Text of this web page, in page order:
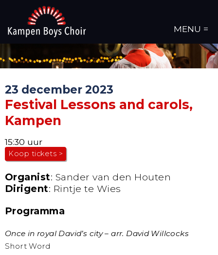
MENU =
23 december 2023
Festival Lessons and carols,
Kampen
15:30 uur
Koop tickets >
Organist: Sander van den Houten
Dirigent: Rintje te Wies
Programma
Once in royal David’s city – arr. David Willcocks
Short Word